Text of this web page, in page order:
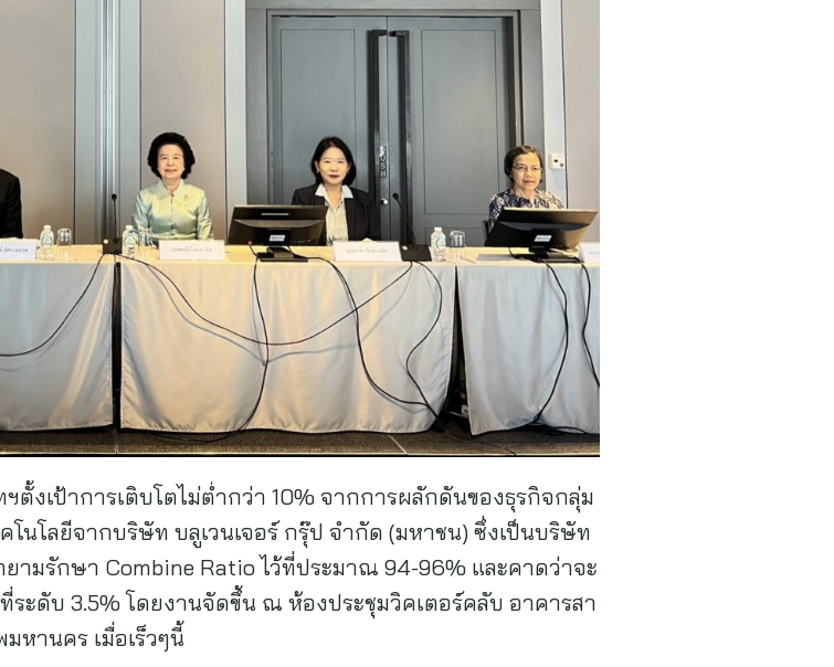
งเป้าการเติบโตไม่ต่ำกว่า 10% จากการผลักดันของธุรกิจกลุ่ม
นโลยีจากบริษัท บลูเวนเจอร์ กรุ๊ป จำกัด (มหาชน) ซึ่งเป็นบริษัท
ามรักษา Combine Ratio ไว้ที่ประมาณ 94-96% และคาดว่าจะ
ะดับ 3.5% โดยงานจัดขึ้น ณ ห้องประชุมวิคเตอร์คลับ อาคารสา
หานคร เมื่อเร็วๆนี้